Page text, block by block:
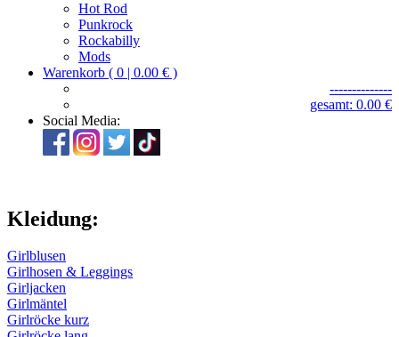
Hot Rod
Punkrock
Rockabilly
Mods
Warenkorb ( 0 | 0.00 € )
--------------
gesamt: 0.00 €
Social Media:
Kleidung:
Girlblusen
Girlhosen & Leggings
Girljacken
Girlmäntel
Girlröcke kurz